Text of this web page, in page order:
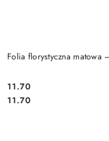
Folia florystyczna matowa
Cena:
11.70
Cena:
11.70